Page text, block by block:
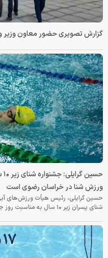
گزارش تصویری حضور معاون وزیر
ورزش شنا در خراسان رضوی است
حسین گرایلی، رئیس هیأت ورزش‌های آبی
شنای پسران زیر ۱۰ سال به مناسبت روز جهانی شنا اظهار کرد: این جشنواره روز جمعه‌ ۱۶